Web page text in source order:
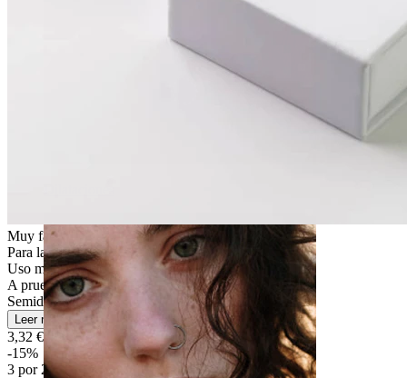
Muy fácil
Para la mayoría de tipos de piel
Uso moderado
A prueba de salpicaduras
Semiduradera
Leer más
3,32 €
-15%
3 por 2